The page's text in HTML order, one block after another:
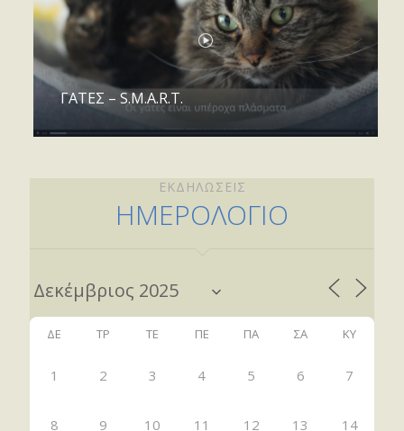
ΓΑΤΕΣ – S.M.A.R.T.
ΕΚΔΗΛΩΣΕΙΣ
ΗΜΕΡΟΛΟΓΙΟ
ΔΕ ΤΡ ΤΕ ΠΕ ΠΑ ΣΑ ΚΥ
1 2 3 4 5 6 7
8 9 10 11 12 13 14